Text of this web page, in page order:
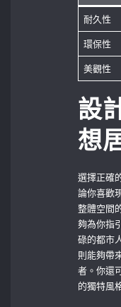
耐久性
環保性
美觀性
設
想
選擇正確
論你喜歡
整體空間
夠為你指
碌的都市
則能夠帶
者。你還
的獨特風